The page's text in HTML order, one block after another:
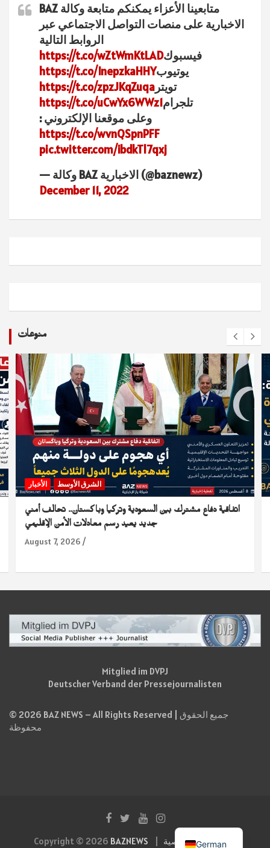
متابعينا الأعزاء يمكنكم متابعة وكالة BAZ
الاخبارية على منصات التواصل الاجتماعي عبر
الروابط التالية
فيسبوكhttps://t.co/wZtWmKtLAD
يوتيوبhttps://t.co/InepzkaHHY
تويتر https://t.co/zpzJKqZuqa
تلجرامhttps://t.co/uCwYx6WWz1
وعلى موقعنا الإلكتروني :
https://t.co/wvnQSpnPFF
pic.twitter.com/ibdkTl7qxj
— وكالة BAZ الاخبارية (@baznewz)
December 11, 2022
منوعات
الأخبار الشرق الأوسط
اتفاقية دفاع مشترك بين السعودية وتركيا وباكستان.. تحالف أمني
جديد يعيد رسم معادلات الأمن الإقليمي
August 7, 2026
Mitglied im DVPJ
Deutscher Verband der Pressejournalisten
© 2026 BAZ NEWS – All Rights Reserved | جميع الحقوق
محفوظة
Copyright © 2026 BAZNEWS سياسة الخصوصية
German